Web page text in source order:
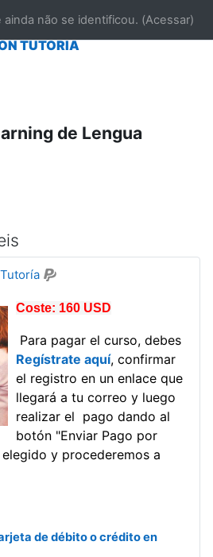
EVALUABLE"|
TUTORÍA
ainda não se identificou. (Acessar)
de Lengua
Coste: 160 USD
Para pagar el curso, debes
Regístrate aquí, confirmar
el registro en un enlace que
llegará a tu correo y luego
realizar el pago dando al
botón "Enviar Pago por
y procederemos a
de débito o crédito en